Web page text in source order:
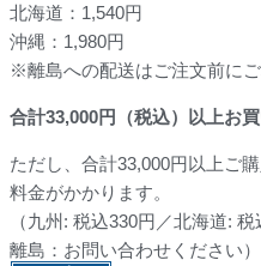
北海道：1,540円
沖縄：1,980円
※離島への配送はご注文前に
合計33,000円（税込）以上お
ただし、合計33,000円以上ご
料金がかかります。
（九州: 税込330円／北海道:
離島：お問い合わせください）